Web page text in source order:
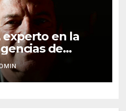
en la
de
no colaboran
los chiflados